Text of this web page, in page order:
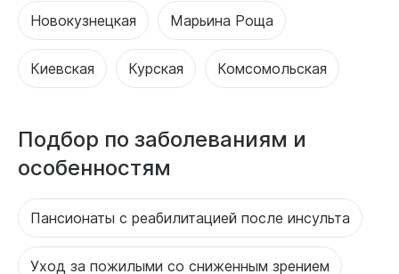
Новокузнецкая Марьина Роща
Киевская Курская Комсомольская
Подбор по заболеваниям и
особенностям
Пансионаты с реабилитацией после инсульта
Уход за пожилыми со сниженным зрением